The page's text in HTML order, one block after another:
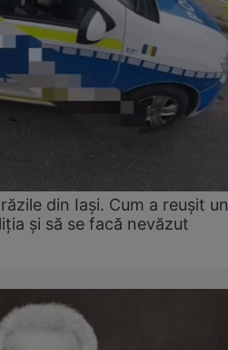
din Iași. Cum a reușit un
și să se facă nevăzut